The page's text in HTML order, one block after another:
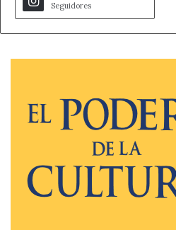
Seguidores